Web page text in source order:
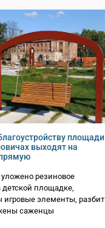
площади
выходят на
резиновое
детской площадке,
игровые элементы, разбит
саженцы